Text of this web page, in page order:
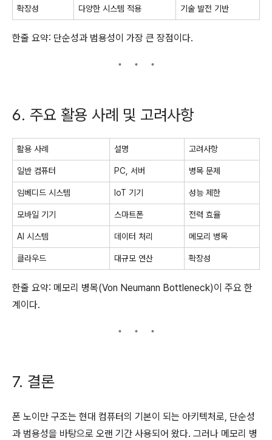
확장성 다양한 시스템 적용 기술 발전 기반
한줄 요약: 단순성과 범용성이 가장 큰 장점이다.
6. 주요 활용 사례 및 고려사항
활용 사례 설명 고려사항
일반 컴퓨터 PC, 서버 병목 문제
임베디드 시스템 IoT 기기 성능 제한
모바일 기기 스마트폰 전력 효율
AI 시스템 데이터 처리 메모리 병목
클라우드 대규모 연산 확장성
한줄 요약: 메모리 병목(Von Neumann Bottleneck)이 주요 한
계이다.
7. 결론
폰 노이만 구조는 현대 컴퓨터의 기본이 되는 아키텍처로, 단순성
과 범용성을 바탕으로 오랜 기간 사용되어 왔다. 그러나 메모리 병